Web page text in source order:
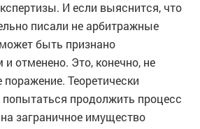
И если выяснится, что
писали не арбитражные
быть признано
отменено. Это, конечно, не
Теоретически
продолжить процесс
заграничное имущество